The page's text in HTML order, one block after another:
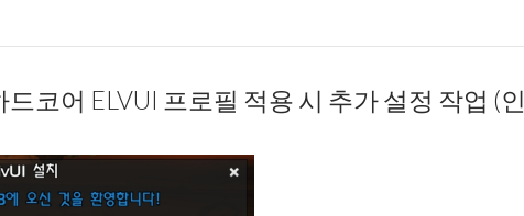
프로필, 오라필터 문자열 적용 방법
코어 ELVUI 프로필 적용 시 추가 설정 작업 (인